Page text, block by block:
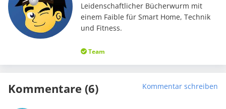
Leidenschaftlicher Bücherwurm mit
einem Faible für Smart Home, Technik
und Fitness.
Team
Kommentare (6) Kommentar schreiben